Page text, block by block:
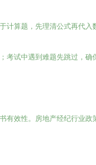
算题，先理清公式再代
试中遇到难题先跳过，
效性。房地产经纪行业